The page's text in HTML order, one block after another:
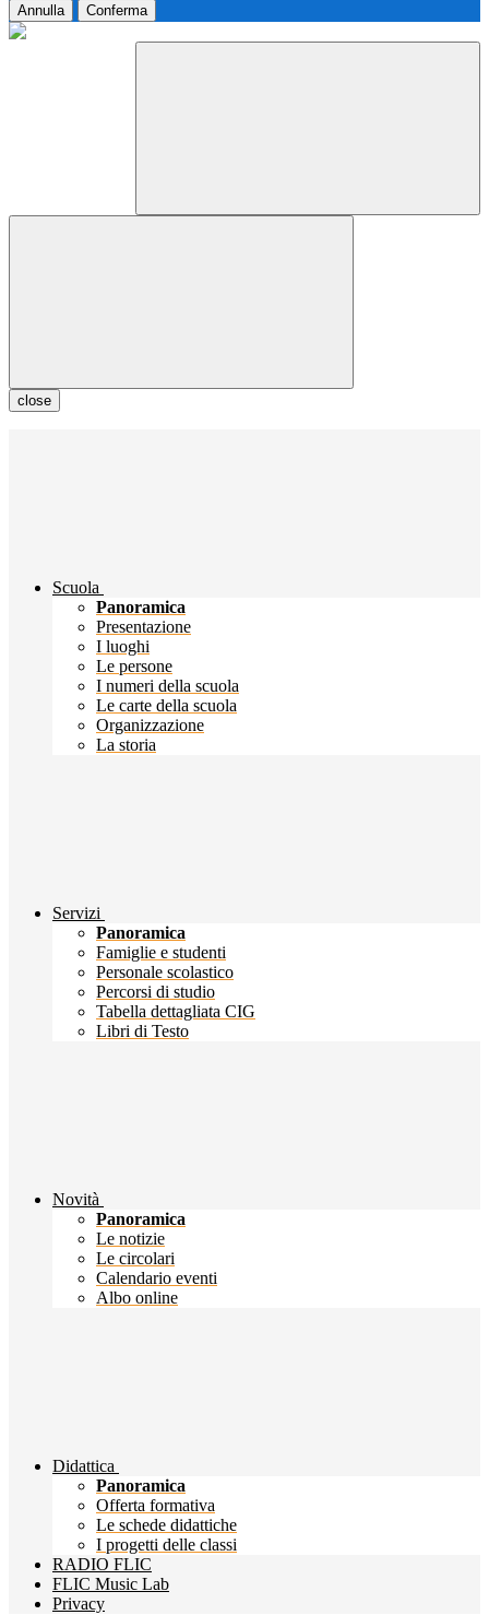
Annulla Conferma
close
Scuola
Panoramica
Presentazione
I luoghi
Le persone
I numeri della scuola
Le carte della scuola
Organizzazione
La storia
Servizi
Panoramica
Famiglie e studenti
Personale scolastico
Percorsi di studio
Tabella dettagliata CIG
Libri di Testo
Novità
Panoramica
Le notizie
Le circolari
Calendario eventi
Albo online
Didattica
Panoramica
Offerta formativa
Le schede didattiche
I progetti delle classi
RADIO FLIC
FLIC Music Lab
Privacy